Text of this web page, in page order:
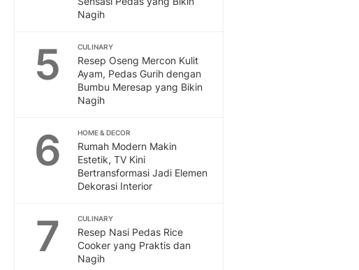
Nagih
5 CULINARY
Resep Oseng Mercon Kulit
Ayam, Pedas Gurih dengan
Bumbu Meresap yang Bikin
Nagih
6 HOME & DECOR
Rumah Modern Makin
Estetik, TV Kini
Bertransformasi Jadi Elemen
Dekorasi Interior
7 CULINARY
Resep Nasi Pedas Rice
Cooker yang Praktis dan
Nagih